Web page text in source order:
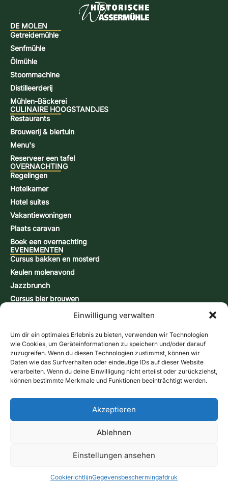
Einwilligung verwalten
Um dir ein optimales Erlebnis zu bieten, verwenden wir Technologien
wie Cookies, um Geräteinformationen zu speichern und/oder darauf
zuzugreifen. Wenn du diesen Technologien zustimmst, können wir
Daten wie das Surfverhalten oder eindeutige IDs auf dieser Website
verarbeiten. Wenn du deine Einwilligung nicht erteilst oder zurückziehst,
können bestimmte Merkmale und Funktionen beeinträchtigt werden.
Akzeptieren
Ablehnen
Einstellungen ansehen
CookierichtlijnGegevensbeschermingafdruk
DE MOLEN
Getreidemühle
Senfmühle
Ölmühle
Stoommachine
Distilleerderij
Mühlen-Bäckerei
CULINAIRE HOOGSTANDJES
Restaurants
Brouwerij & biertuin
Menu's
Reserveer een tafel
OVERNACHTING
Regelingen
Hotelkamer
Hotel suites
Vakantiewoningen
Plaats caravan
Boek een overnachting
EVENEMENTEN
Cursus bakken en mosterd
Keulen molenavond
Jazzbrunch
Cursus bier brouwen
CONTACT & INFORMATIE
Contactformulier
Openingstijden
Routebeschrijving & kaart
Nieuwsbrief
© 2026 Historische Birgelse Watermolen – Alle rechten
gegevensbeschermingVoorwaarden
Contract herroepen
Bel ons